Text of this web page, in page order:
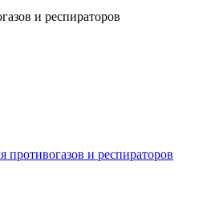
и респираторов
противогазов и респираторов